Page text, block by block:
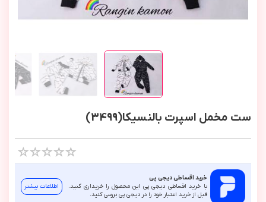
ست مخمل اسپرت بالنسیکا(3499)
خرید اقساطی دیجی پی
با خرید اقساطی دیجی پی این محصول را خریداری کنید.
قبل از خرید اعتبار خود را در دیجی پی بررسی کنید.
اطلاعات بیشتر